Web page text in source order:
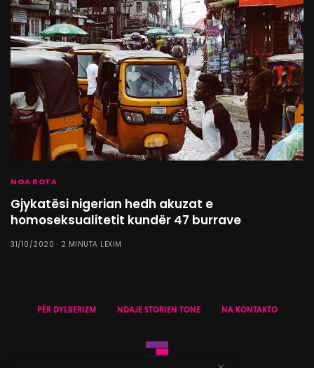
NGA BOTA
Gjykatësi nigerian hedh akuzat e
homoseksualitetit kundër 47 burrave
31/10/2020 2 MINUTA LEXIM
PËR DYLBERIZM NDAJE STORIEN TONE NA KONTAKTO